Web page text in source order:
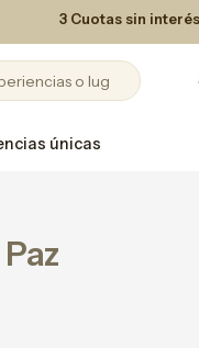
3 Cuotas sin interés
únicas